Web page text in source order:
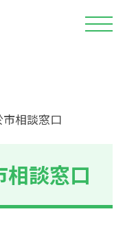
相談窓口
談窓口